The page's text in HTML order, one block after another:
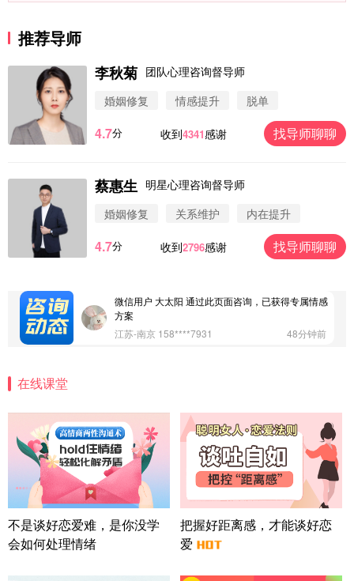
推荐导师
李秋菊 团队心理咨询督导师
婚姻修复
情感提升 脱单
4.7分 收到4341感谢 找导师聊聊
蔡惠生 明星心理咨询督导师
婚姻修复
关系维护 内在提升
4.7分 收到2796感谢 找导师聊聊
微信用户 圆圈 通过此页面咨询，已获得专属情感方
案
微信用户 Vnno 通过此页面咨询，已获得专属情感方
微信用户 大太阳 通过此页面咨询，已获得专属情感
方案
江苏-南京 158****7931
48分钟前
情感方案
北京-朝阳 151****3189
22分钟前
微信用户 巧?媚儿 通过此页面咨询，已获得专属情感
方案
上海-浦东 177****9074
56分钟前
微信用户 Liberty 通过此页面咨询，已获得专属情感
方案
广东-广州 188****5632
在线课堂
不是谈好恋爱难，是你没学
会如何处理情绪
把握好距离感，才能谈好恋
爱